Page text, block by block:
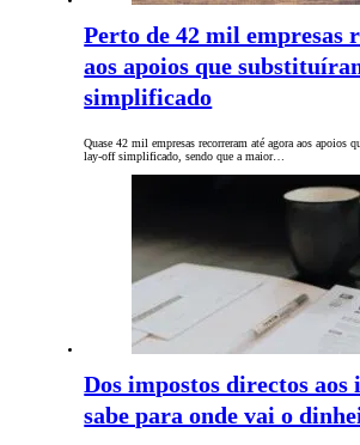
Perto de 42 mil empresas
aos apoios que
simplificado
Quase 42 mil empresas recorreram até agora aos apoios
lay-off simplificado, sendo que a maior…
Dos impostos directos aos
sabe para onde vai o